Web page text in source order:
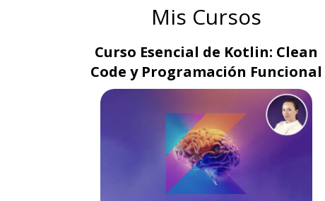
Mis Cursos
Curso Esencial de Kotlin: Clean
Code y Programación Funcional